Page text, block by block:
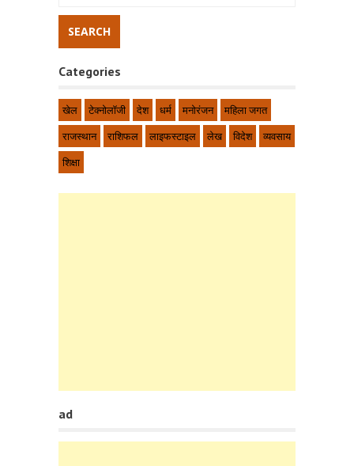
Categories
खेल टेक्नोलॉजी देश धर्म मनोरंजन
महिला जगत
राजस्थान
राशिफल लाइफस्टाइल लेख विदेश
व्यवसाय
शिक्षा
ad